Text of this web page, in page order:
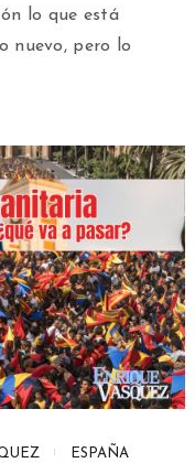
lo que está
nuevo, pero lo
ESPAÑA